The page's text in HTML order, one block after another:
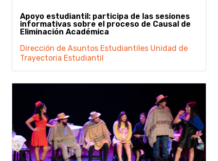
Apoyo estudiantil: participa de las sesiones
informativas sobre el proceso de Causal de
Eliminación Académica
Dirección de Asuntos Estudiantiles Unidad de
Trayectoria Estudiantil